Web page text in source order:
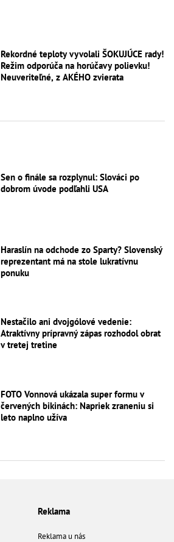
Rekordné teploty vyvolali ŠOKUJÚCE rady!
Režim odporúča na horúčavy polievku!
Neuveriteľné, z AKÉHO zvierata
Sen o finále sa rozplynul: Slováci po
dobrom úvode podľahli USA
Haraslín na odchode zo Sparty? Slovenský
reprezentant má na stole lukratívnu
ponuku
Nestačilo ani dvojgólové vedenie:
Atraktívny prípravný zápas rozhodol obrat
v tretej tretine
FOTO Vonnová ukázala super formu v
červených bikinách: Napriek zraneniu si
leto naplno užíva
Reklama
Reklama u nás